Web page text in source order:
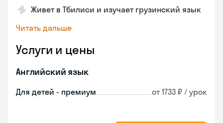
Живет в Тбилиси и изучает грузинский язык
Читать дальше
Услуги и цены
Английский язык
Для детей - премиум от 1733 ₽ / урок